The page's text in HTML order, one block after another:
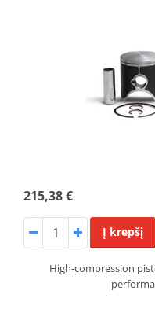
215,38 €
Į krepšį
High-compression